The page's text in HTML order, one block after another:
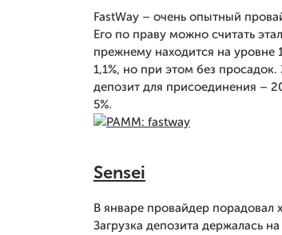
FastWay – очень опытный
Его по праву можно считать
прежнему находится на уровне
1,1%, но при этом без
депозит для присоединения –
5%.
Sensei
В январе провайдер
Загрузка депозита держалась